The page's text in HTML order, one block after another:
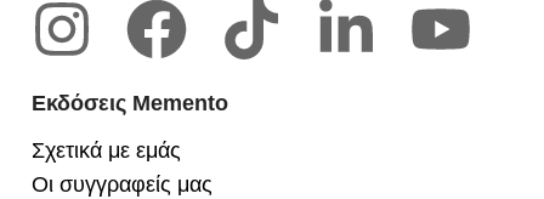
Εκδόσεις Memento
Σχετικά με εμάς
Οι συγγραφείς μας